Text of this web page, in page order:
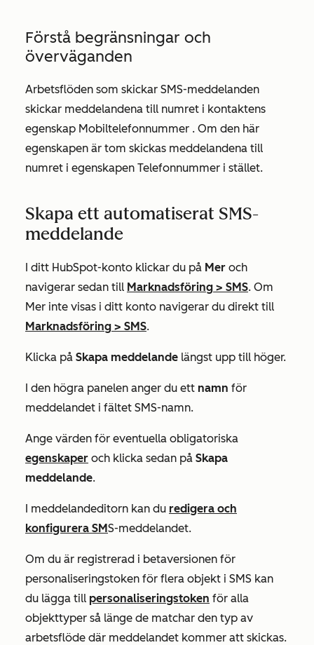
Förstå begränsningar och
överväganden
Arbetsflöden som skickar SMS-meddelanden
skickar meddelandena till numret i kontaktens
egenskap Mobiltelefonnummer . Om den här
egenskapen är tom skickas meddelandena till
numret i egenskapen Telefonnummer i stället.
Skapa ett automatiserat SMS-
meddelande
I ditt HubSpot-konto klickar du på Mer och
navigerar sedan till Marknadsföring > SMS. Om
Mer inte visas i ditt konto navigerar du direkt till
Marknadsföring > SMS.
Klicka på Skapa meddelande längst upp till höger.
I den högra panelen anger du ett namn för
meddelandet i fältet SMS-namn.
Ange värden för eventuella obligatoriska
egenskaper och klicka sedan på Skapa
meddelande.
I meddelandeditorn kan du redigera och
konfigurera SMS-meddelandet.
Om du är registrerad i betaversionen för
personaliseringstoken för flera objekt i SMS kan
du lägga till personaliseringstoken för alla
objekttyper så länge de matchar den typ av
arbetsflöde där meddelandet kommer att skickas.